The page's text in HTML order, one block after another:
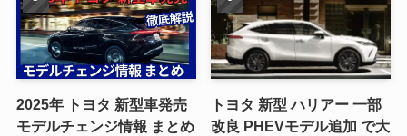
2025年 トヨタ 新型車発売
モデルチェンジ情報 まとめ
トヨタ 新型 ハリアー 一部
改良 PHEVモデル追加 で大